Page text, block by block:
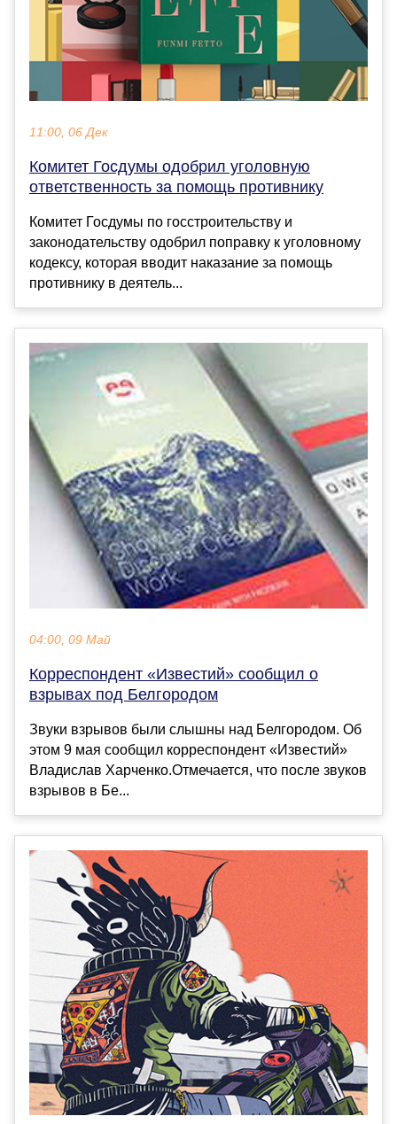
11:00, 06 Дек
Комитет Госдумы одобрил уголовную
ответственность за помощь противнику
Комитет Госдумы по госстроительству и
законодательству одобрил поправку к уголовному
кодексу, которая вводит наказание за помощь
противнику в деятель...
04:00, 09 Май
Корреспондент «Известий» сообщил о
взрывах под Белгородом
Звуки взрывов были слышны над Белгородом. Об
этом 9 мая сообщил корреспондент «Известий»
Владислав Харченко.Отмечается, что после звуков
взрывов в Бе...